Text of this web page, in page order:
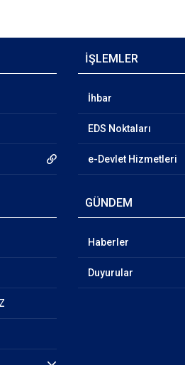
İŞLEMLER
İhbar
EDS Noktaları
e-Devlet Hizmetleri
GÜNDEM
Haberler
Duyurular